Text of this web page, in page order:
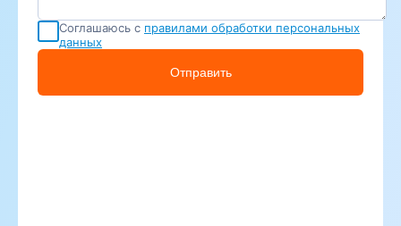
Соглашаюсь с правилами обработки персональных
данных
Отправить